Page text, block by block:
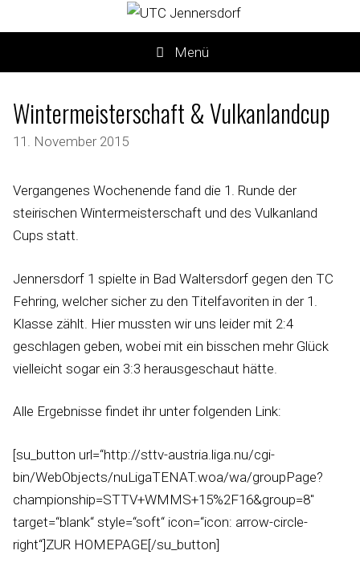
Menü
Wintermeisterschaft & Vulkanlandcup
11. November 2015
Vergangenes Wochenende fand die 1. Runde der
steirischen Wintermeisterschaft und des Vulkanland
Cups statt.
Jennersdorf 1 spielte in Bad Waltersdorf gegen den TC
Fehring, welcher sicher zu den Titelfavoriten in der 1.
Klasse zählt. Hier mussten wir uns leider mit 2:4
geschlagen geben, wobei mit ein bisschen mehr Glück
vielleicht sogar ein 3:3 herausgeschaut hätte.
Alle Ergebnisse findet ihr unter folgenden Link:
[su_button url=“http://sttv-austria.liga.nu/cgi-
bin/WebObjects/nuLigaTENAT.woa/wa/groupPage?
championship=STTV+WMMS+15%2F16&group=8″
target=“blank“ style=“soft“ icon=“icon: arrow-circle-
right“]ZUR HOMEPAGE[/su_button]